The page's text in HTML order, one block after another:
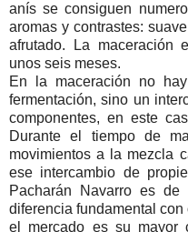
anís se consiguen
aromas y contrastes:
afrutado. La maceración
unos seis meses.
En la maceración no
fermentación, sino un
componentes, en este
Durante el tiempo de
movimientos a la mezcla
ese intercambio de
Pacharán Navarro es de
diferencia fundamental
el mercado es su mayor